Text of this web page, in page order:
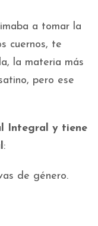
a tomar la
cuernos, te
la materia más
pero ese
Integral y tiene
:
de género.